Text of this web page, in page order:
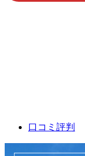
口コミ評判